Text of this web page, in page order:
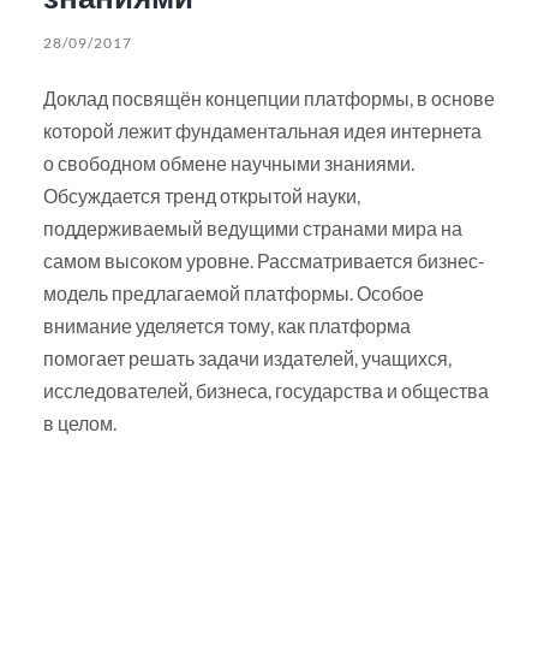
28/09/2017
Доклад посвящён концепции платформы, в основе
которой лежит фундаментальная идея интернета
о свободном обмене научными знаниями.
Обсуждается тренд открытой науки,
поддерживаемый ведущими странами мира на
самом высоком уровне. Рассматривается бизнес-
модель предлагаемой платформы. Особое
внимание уделяется тому, как платформа
помогает решать задачи издателей, учащихся,
исследователей, бизнеса, государства и общества
в целом.